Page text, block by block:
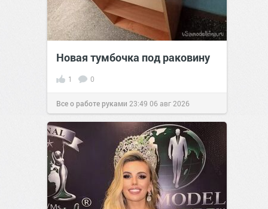
Новая тумбочка под раковину
1 0
Все о работе руками 23:49 06 авг 2026